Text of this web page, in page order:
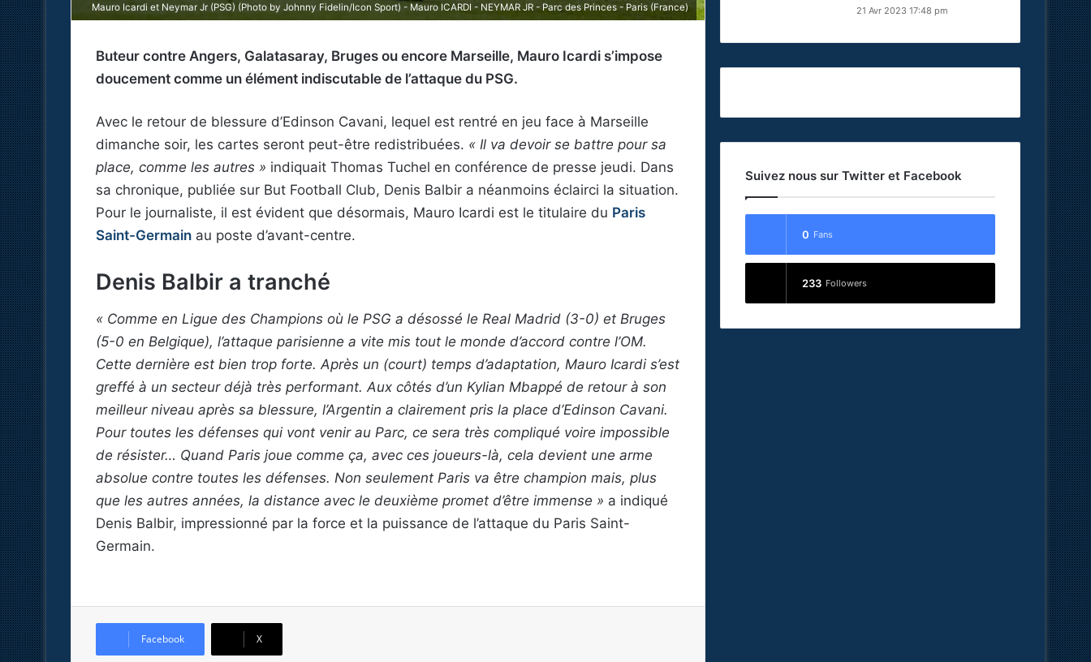
Mauro Icardi et Neymar Jr (PSG) (Photo by Johnny Fidelin/Icon Sport) - Mauro ICARDI - NEYMAR JR - Parc des Princes - Paris (France)
Buteur contre Angers, Galatasaray, Bruges ou encore Marseille, Mauro Icardi s’impose
doucement comme un élément indiscutable de l’attaque du PSG.
Avec le retour de blessure d’Edinson Cavani, lequel est rentré en jeu face à Marseille
dimanche soir, les cartes seront peut-être redistribuées. « Il va devoir se battre pour sa
place, comme les autres » indiquait Thomas Tuchel en conférence de presse jeudi. Dans
sa chronique, publiée sur But Football Club, Denis Balbir a néanmoins éclairci la situation.
Pour le journaliste, il est évident que désormais, Mauro Icardi est le titulaire du Paris
Saint-Germain au poste d’avant-centre.
Denis Balbir a tranché
« Comme en Ligue des Champions où le PSG a désossé le Real Madrid (3-0) et Bruges
(5-0 en Belgique), l’attaque parisienne a vite mis tout le monde d’accord contre l’OM.
Cette dernière est bien trop forte. Après un (court) temps d’adaptation, Mauro Icardi s’est
greffé à un secteur déjà très performant. Aux côtés d’un Kylian Mbappé de retour à son
meilleur niveau après sa blessure, l’Argentin a clairement pris la place d’Edinson Cavani.
Pour toutes les défenses qui vont venir au Parc, ce sera très compliqué voire impossible
de résister… Quand Paris joue comme ça, avec ces joueurs-là, cela devient une arme
absolue contre toutes les défenses. Non seulement Paris va être champion mais, plus
que les autres années, la distance avec le deuxième promet d’être immense » a indiqué
Denis Balbir, impressionné par la force et la puissance de l’attaque du Paris Saint-
Germain.
Facebook X
21 Avr 2023 17:48 pm
Suivez nous sur Twitter et Facebook
0 Fans
233 Followers